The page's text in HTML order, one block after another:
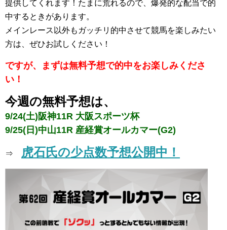
提供してくれます！たまに荒れるので、爆発的な配当で的
中するときがあります。
メインレース以外もガッチリ的中させて競馬を楽しみたい
方は、ぜひお試しください！
ですが、まずは無料予想で的中をお楽しみくださ
い！
今週の無料予想は、
9/24(土)阪神11R 大阪スポーツ杯
9/25(日)中山11R 産経賞オールカマー(G2)
⇒ 虎石氏の少点数予想公開中！